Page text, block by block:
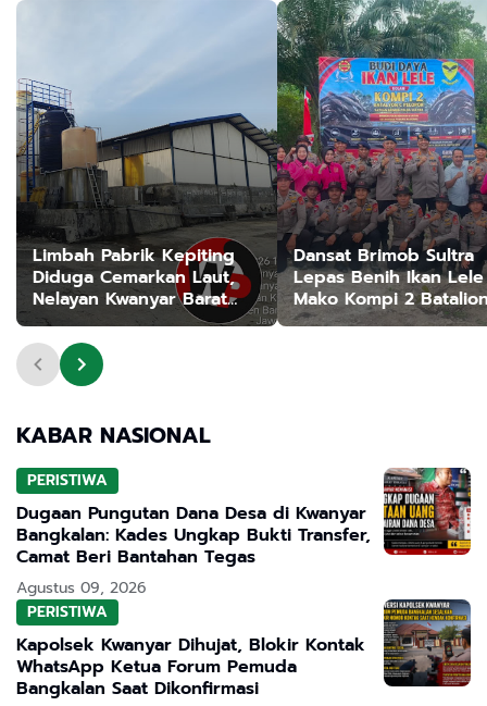
Limbah Pabrik Kepiting
Diduga Cemarkan Laut,
Nelayan Kwanyar Barat
Bangkalan Desak DLH
Turun Tangan
Dansat Brimob Sultra
Lepas Benih Ikan
Mako Kompi 2
Peloper Dukung
KABAR NASIONAL
PERISTIWA
Dugaan Pungutan Dana Desa di Kwanyar
Bangkalan: Kades Ungkap Bukti Transfer,
Camat Beri Bantahan Tegas
Agustus 09, 2026
PERISTIWA
Kapolsek Kwanyar Dihujat, Blokir Kontak
WhatsApp Ketua Forum Pemuda
Bangkalan Saat Dikonfirmasi